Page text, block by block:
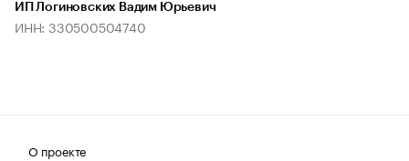
ИП Логиновских Вадим Юрьевич
ИНН: 330500504740
О проекте